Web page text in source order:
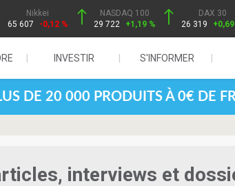
Nikkei
65 607
-0,12 %
NASDAQ 100
29 722
+1,19 %
DAX 30
26 319
+0,69
INVESTIR S'INFORMER
DE 20 000 PRODUITS À 0€ DE
interviews et